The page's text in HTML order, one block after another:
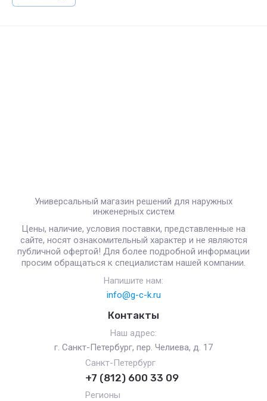
Универсальный магазин решений для наружных
инженерных систем
Цены, наличие, условия поставки, представленные на
сайте, носят ознакомительный характер и не являются
публичной офертой! Для более подробной информации
просим обращаться к специалистам нашей компании.
Напишите нам:
info@g-c-k.ru
Контакты
Наш адрес:
г. Санкт-Петербург, пер. Челиева, д. 17
Санкт-Петербург
+7 (812) 600 33 09
Регионы